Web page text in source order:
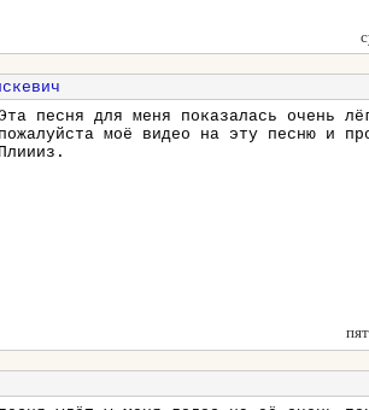
песня для меня показалась очень
пожалуйста моё видео на эту песню и
Плиииз.